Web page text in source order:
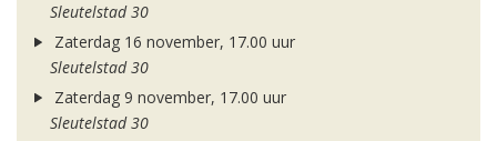
Sleutelstad 30
Zaterdag 16 november, 17.00 uur
Sleutelstad 30
Zaterdag 9 november, 17.00 uur
Sleutelstad 30